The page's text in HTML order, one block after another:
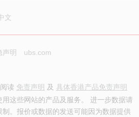
文
声明 ubs.com
读 免责声明 及 具体香港产品免责声明
这些网站的产品及服务。 进一步数据请
。报价或数据的发送可能因为数据提供